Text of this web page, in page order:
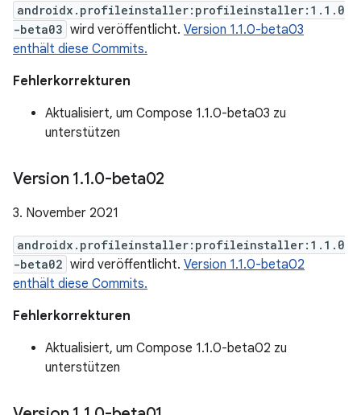
androidx.profileinstaller:profileinstaller:1.1.0
-beta03 wird veröffentlicht. Version 1.1.0-beta03
enthält diese Commits.
Fehlerkorrekturen
Aktualisiert, um Compose 1.1.0-beta03 zu
unterstützen
Version 1.1.0-beta02
3. November 2021
androidx.profileinstaller:profileinstaller:1.1.0
-beta02 wird veröffentlicht. Version 1.1.0-beta02
enthält diese Commits.
Fehlerkorrekturen
Aktualisiert, um Compose 1.1.0-beta02 zu
unterstützen